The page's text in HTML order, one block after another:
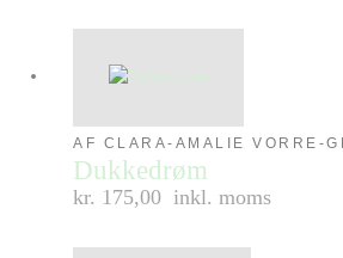
AF CLARA-AMALIE VORRE-
Dukkedrøm
kr. 175,00 inkl. moms